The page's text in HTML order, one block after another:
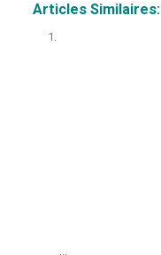
Articles Similaires: